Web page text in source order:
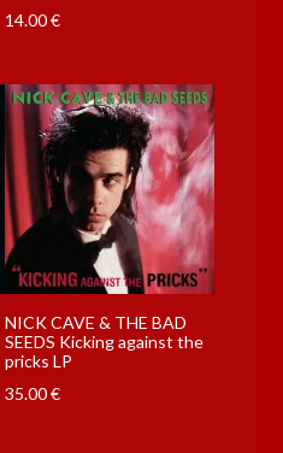
14.00€
NICK CAVE & THE BAD
SEEDS Kicking against the
pricks LP
35.00€